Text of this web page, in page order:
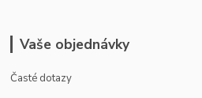
Vaše objednávky
Časté dotazy